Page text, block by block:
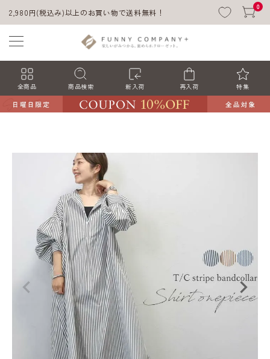
2,980円(税込み)以上のお買い物で送料無料！
0
全商品 商品検索 新入荷 再入荷 特集
ACCOUNT MENU
ようこそ ゲスト 様
ログイン 会員登録